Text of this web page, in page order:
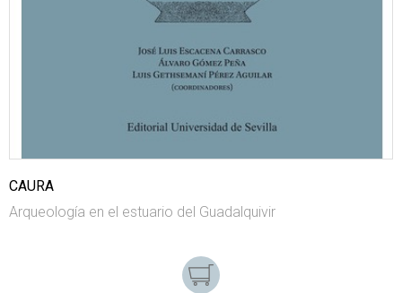
CAURA
Arqueología en el estuario del Guadalquivir